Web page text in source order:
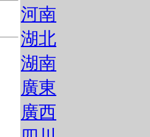
河南
湖北
湖南
廣東
廣西